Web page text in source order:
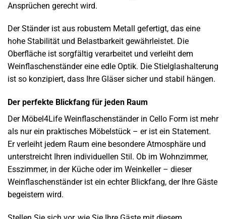
Ansprüchen gerecht wird.
Der Ständer ist aus robustem Metall gefertigt, das eine
hohe Stabilität und Belastbarkeit gewährleistet. Die
Oberfläche ist sorgfältig verarbeitet und verleiht dem
Weinflaschenständer eine edle Optik. Die Stielglashalterung
ist so konzipiert, dass Ihre Gläser sicher und stabil hängen.
Der perfekte Blickfang für jeden Raum
Der Möbel4Life Weinflaschenständer in Cello Form ist mehr
als nur ein praktisches Möbelstück – er ist ein Statement.
Er verleiht jedem Raum eine besondere Atmosphäre und
unterstreicht Ihren individuellen Stil. Ob im Wohnzimmer,
Esszimmer, in der Küche oder im Weinkeller – dieser
Weinflaschenständer ist ein echter Blickfang, der Ihre Gäste
begeistern wird.